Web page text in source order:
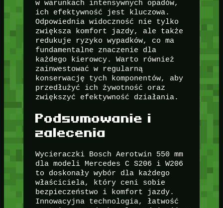
w warunkach intensywnych opadów,
ich efektywność jest kluczowa.
Odpowiednia widoczność nie tylko
zwiększa komfort jazdy, ale także
redukuje ryzyko wypadków, co ma
fundamentalne znaczenie dla
każdego kierowcy. Warto również
zainwestować w regularną
konserwację tych komponentów, aby
przedłużyć ich żywotność oraz
zwiększyć efektywność działania.
Podsumowanie i
zalecenia
Wycieraczki Bosch Aerotwin 550 mm
dla modeli Mercedes C S206 i W206
to doskonały wybór dla każdego
właściciela, który ceni sobie
bezpieczeństwo i komfort jazdy.
Innowacyjna technologia, łatwość